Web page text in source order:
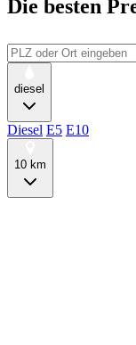
Die besten
diesel
Diesel E5 E10
10 km